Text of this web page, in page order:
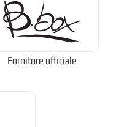
Fornitore ufficiale